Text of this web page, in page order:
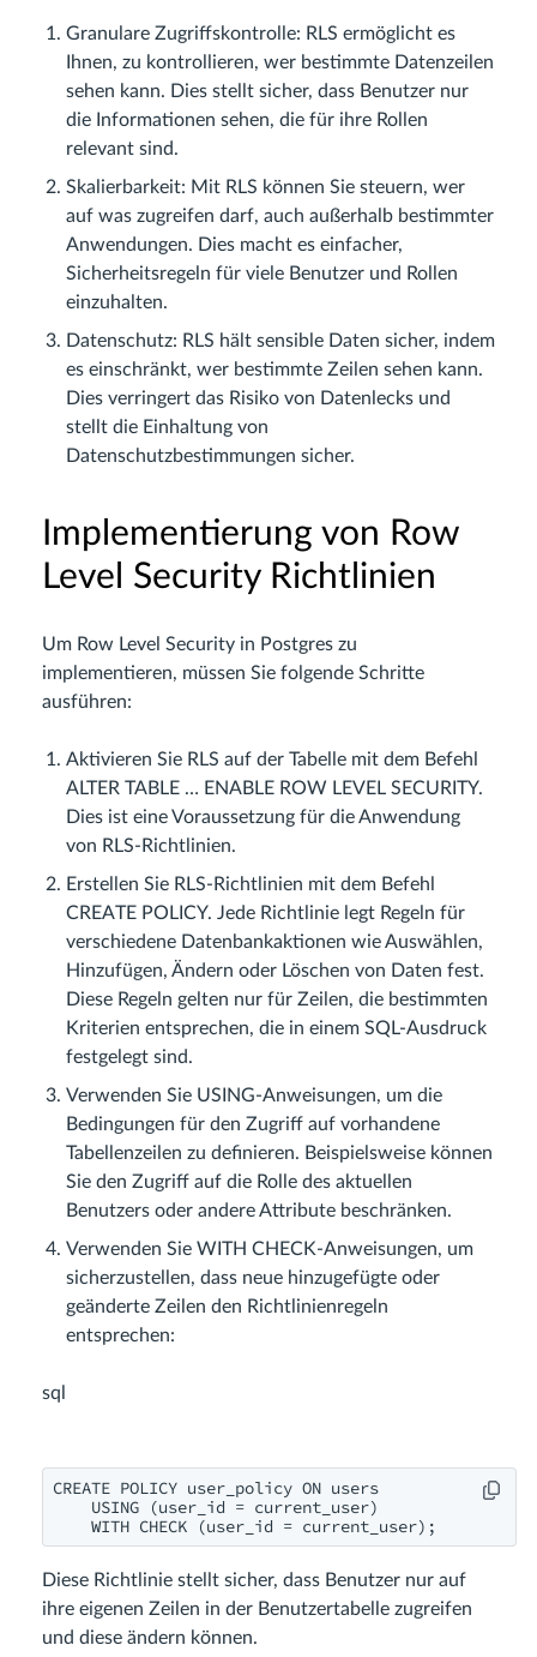
Granulare Zugriffskontrolle: RLS ermöglicht es
Ihnen, zu kontrollieren, wer bestimmte Datenzeilen
sehen kann. Dies stellt sicher, dass Benutzer nur
die Informationen sehen, die für ihre Rollen
relevant sind.
Skalierbarkeit: Mit RLS können Sie steuern, wer
auf was zugreifen darf, auch außerhalb bestimmter
Anwendungen. Dies macht es einfacher,
Sicherheitsregeln für viele Benutzer und Rollen
einzuhalten.
Datenschutz: RLS hält sensible Daten sicher, indem
es einschränkt, wer bestimmte Zeilen sehen kann.
Dies verringert das Risiko von Datenlecks und
stellt die Einhaltung von
Datenschutzbestimmungen sicher.
Implementierung von Row
Level Security Richtlinien
Um Row Level Security in Postgres zu
implementieren, müssen Sie folgende Schritte
ausführen:
Aktivieren Sie RLS auf der Tabelle mit dem Befehl
ALTER TABLE … ENABLE ROW LEVEL SECURITY.
Dies ist eine Voraussetzung für die Anwendung
von RLS-Richtlinien.
Erstellen Sie RLS-Richtlinien mit dem Befehl
CREATE POLICY. Jede Richtlinie legt Regeln für
verschiedene Datenbankaktionen wie Auswählen,
Hinzufügen, Ändern oder Löschen von Daten fest.
Diese Regeln gelten nur für Zeilen, die bestimmten
Kriterien entsprechen, die in einem SQL-Ausdruck
festgelegt sind.
Verwenden Sie USING-Anweisungen, um die
Bedingungen für den Zugriff auf vorhandene
Tabellenzeilen zu definieren. Beispielsweise können
Sie den Zugriff auf die Rolle des aktuellen
Benutzers oder andere Attribute beschränken.
Verwenden Sie WITH CHECK-Anweisungen, um
sicherzustellen, dass neue hinzugefügte oder
geänderte Zeilen den Richtlinienregeln
entsprechen:
sql
CREATE POLICY user_policy ON users
    USING (user_id = current_user)
    WITH CHECK (user_id = current_user);
Diese Richtlinie stellt sicher, dass Benutzer nur auf
ihre eigenen Zeilen in der Benutzertabelle zugreifen
und diese ändern können.